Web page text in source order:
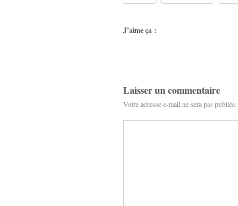
J’aime ça :
Laisser un commentaire
Votre adresse e-mail ne sera pas publiée.